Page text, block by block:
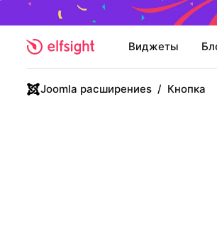
Виджеты
Joomla расширениеs / Кнопка